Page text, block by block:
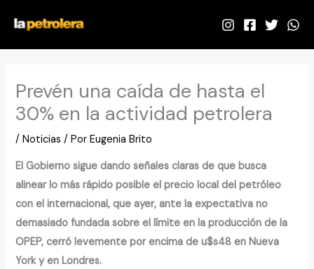
contenido
Prevén una caída de hasta el
30% en la actividad petrolera
/Noticias / PorEugenia Brito
El Gobierno sigue dando señales claras de que busca
alinear lo más rápido posible el precio local del petróleo
con el internacional, que ayer, ante la expectativa no
demasiado fundada sobre el límite en la producción de la
OPEP, cerró levemente por encima de u$s48 en Nueva
York y en Londres.